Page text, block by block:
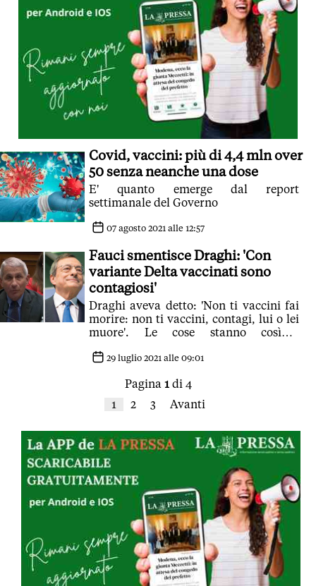
Covid, vaccini: più di 4,4 mln over
50 senza neanche una dose
E' quanto emerge dal report
settimanale del Governo
07 agosto 2021 alle 12:57
Fauci smentisce Draghi: 'Con
variante Delta vaccinati sono
contagiosi'
Draghi aveva detto: 'Non ti vaccini fai
morire: non ti vaccini, contagi, lui o lei
muore'. Le cose stanno cosìper
29 luglio 2021 alle 09:01
Pagina 1di 4
1
2 3 Avanti